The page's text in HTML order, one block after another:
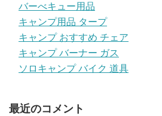
バーべキュー用品
キャンプ用品 タープ
キャンプ おすすめ チェア
キャンプ バーナー ガス
ソロキャンプ バイク 道具
最近のコメント